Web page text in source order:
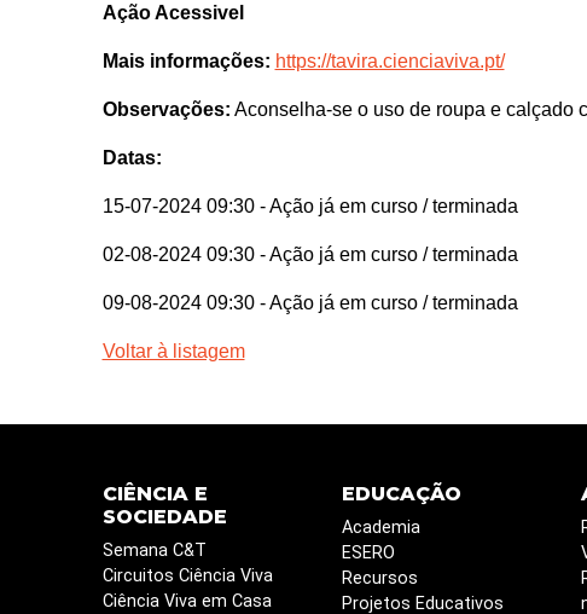
Ação Acessivel
Mais informações: https://tavira.cienciaviva.pt/
Observações: Aconselha-se o uso de roupa e calçado
Datas:
15-07-2024 09:30 - Ação já em curso / terminada
02-08-2024 09:30 - Ação já em curso / terminada
09-08-2024 09:30 - Ação já em curso / terminada
Voltar à listagem
CIÊNCIA E
SOCIEDADE
Semana C&T
Circuitos Ciência Viva
Ciência Viva em Casa
EDUCAÇÃO
Academia
ESERO
Recursos
Projetos Educativos